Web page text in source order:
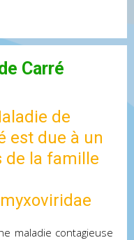
Carré
de
est due à un
de la famille
maladie contagieuse